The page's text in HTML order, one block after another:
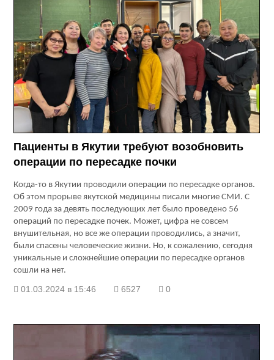
Пациенты в Якутии требуют возобновить
операции по пересадке почки
Когда-то в Якутии проводили операции по пересадке органов.
Об этом прорыве якутской медицины писали многие СМИ. С
2009 года за девять последующих лет было проведено 56
операций по пересадке почек. Может, цифра не совсем
внушительная, но все же операции проводились, а значит,
были спасены человеческие жизни. Но, к сожалению, сегодня
уникальные и сложнейшие операции по пересадке органов
сошли на нет.
01.03.2024 в 15:46 6527 0